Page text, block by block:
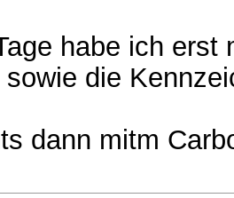
habe ich erst
die
dann mitm